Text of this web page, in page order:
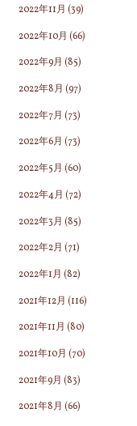
2022年11月 (39)
2022年10月 (66)
2022年9月 (85)
2022年8月 (97)
2022年7月 (73)
2022年6月 (73)
2022年5月 (60)
2022年4月 (72)
2022年3月 (85)
2022年2月 (71)
2022年1月 (82)
2021年12月 (116)
2021年11月 (80)
2021年10月 (70)
2021年9月 (83)
2021年8月 (66)